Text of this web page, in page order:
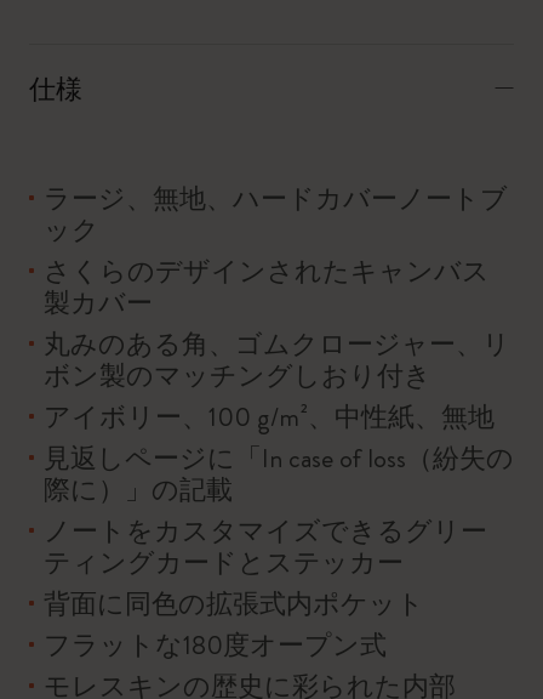
仕様
ラージ、無地、ハードカバーノートブ
ック
さくらのデザインされたキャンバス
製カバー
丸みのある角、ゴムクロージャー、リ
ボン製のマッチングしおり付き
アイボリー、100 g/m²、中性紙、無地
見返しページに「In case of loss（紛失の
際に）」の記載
ノートをカスタマイズできるグリー
ティングカードとステッカー
背面に同色の拡張式内ポケット
フラットな180度オープン式
モレスキンの歴史に彩られた内部